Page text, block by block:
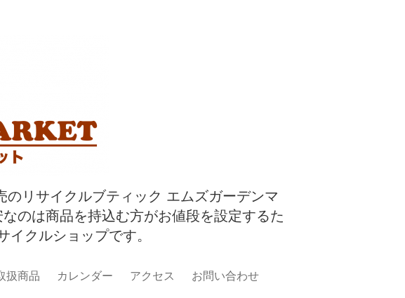
リサイクルブティック エムズガーデンマ
のは商品を持込む方がお値段を設定するた
クルショップです。
扱商品 カレンダー アクセス お問い合わせ